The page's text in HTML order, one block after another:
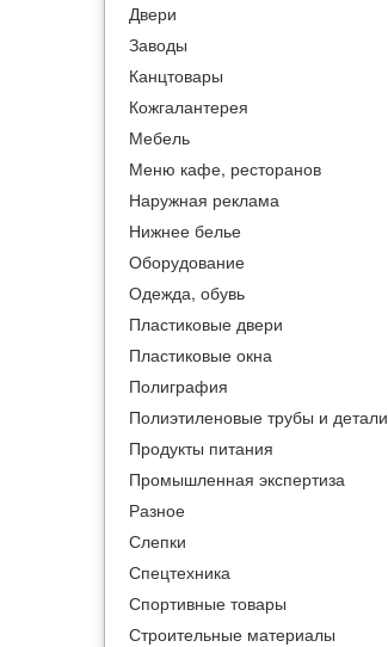
Двери
Заводы
Канцтовары
Кожгалантерея
Мебель
Меню кафе, ресторанов
Наружная реклама
Нижнее белье
Оборудование
Одежда, обувь
Пластиковые двери
Пластиковые окна
Полиграфия
Полиэтиленовые трубы и детали
Продукты питания
Промышленная экспертиза
Разное
Слепки
Спецтехника
Спортивные товары
Строительные материалы